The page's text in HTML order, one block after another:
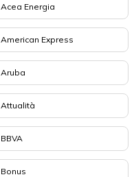
Acea Energia
American Express
Aruba
Attualità
BBVA
Bonus